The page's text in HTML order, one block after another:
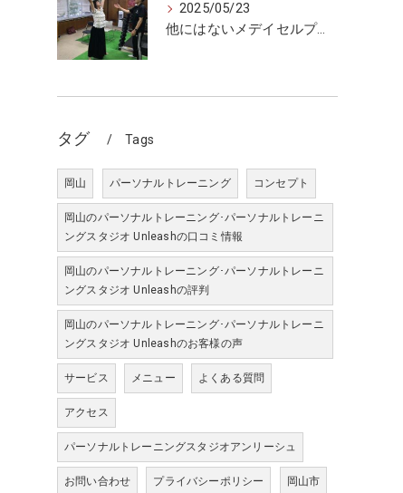
2025/05/23
他にはないメデイセルプラス
タグ Tags
岡山 パーソナルトレーニング コンセプト
岡山のパーソナルトレーニング･パーソナルトレーニ
ングスタジオ Unleashの口コミ情報
岡山のパーソナルトレーニング･パーソナルトレーニ
ングスタジオ Unleashの評判
岡山のパーソナルトレーニング･パーソナルトレーニ
ングスタジオ Unleashのお客様の声
サービス メニュー よくある質問
アクセス
パーソナルトレーニングスタジオアンリーシュ
お問い合わせ プライバシーポリシー 岡山市